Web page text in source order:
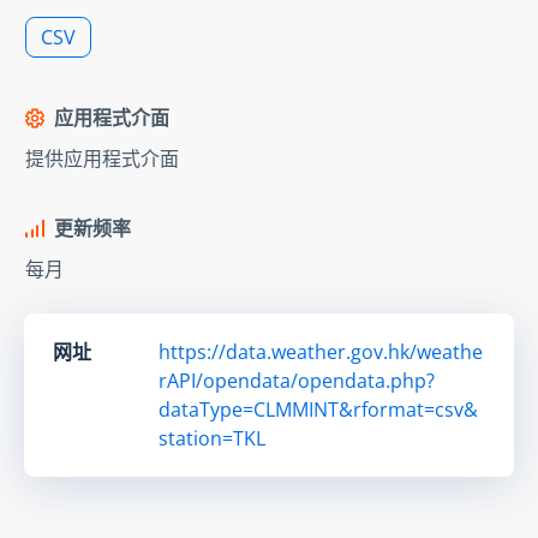
CSV
应用程式介面
提供应用程式介面
更新频率
每月
网址
https://data.weather.gov.hk/weathe
rAPI/opendata/opendata.php?
dataType=CLMMINT&rformat=csv&
station=TKL